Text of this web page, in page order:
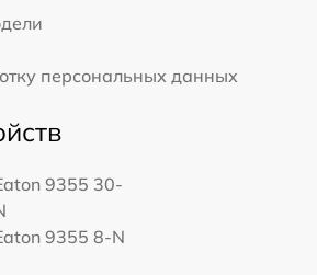
персональных данных
9355 30-
9355 8-N